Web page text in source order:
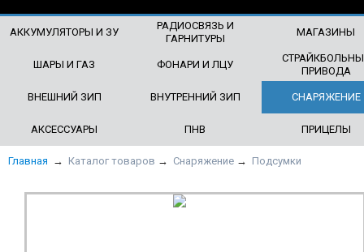
АККУМУЛЯТОРЫ И ЗУ
РАДИОСВЯЗЬ И
ГАРНИТУРЫ
МАГАЗИНЫ
ШАРЫ И ГАЗ ФОНАРИ И ЛЦУ
ПРИВОДА
ВНЕШНИЙ ЗИП ВНУТРЕННИЙ ЗИП СНАРЯЖЕНИЕ
АКСЕССУАРЫ ПНВ ПРИЦЕЛЫ
Главная → Каталог товаров → Снаряжение→ Подсумки